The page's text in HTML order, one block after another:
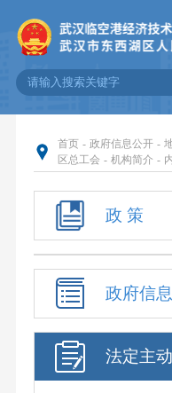
首页 - 政府信息公开 -
区总工会 - 机构简介 -
政 策
政府信
法定主